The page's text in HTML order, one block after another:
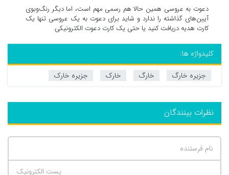
دعوت به عروسی همین حالا هم رسمی مهم است، اما دیگر رنگ‌وبوی
آیین‌های گذاشته را ندارد و شاید برای دعوت به یک عروسی تنها یک
کارت هدیه دریافت کنید یا حتی یک کارت دعوت الکترونیکی.
کلیدواژه ها:
جزیره خارگ
خارگ خارک جزیره خارک
نظرات بینندگان